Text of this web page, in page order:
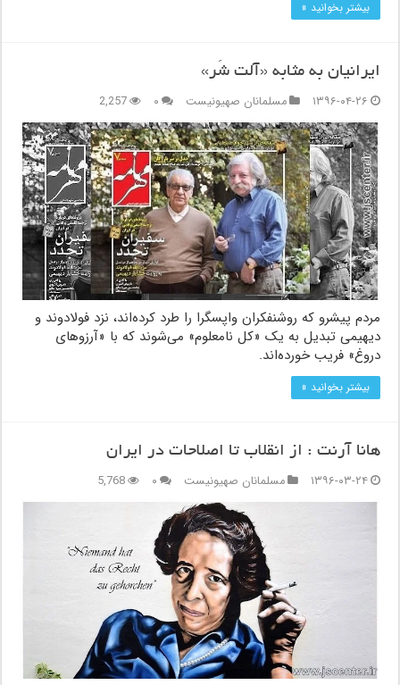
بیشتر بخوانید »
ایرانیان به مثابه «آلت شَر»
۱۳۹۶-۰۴-۲۶
مسلمانان صهیونیست ۰ 2,257
مردم پیشرو که روشنفکران واپسگرا را طرد کرده‌اند، نزد فولادوند و
دیهیمی تبدیل به یک «کل نامعلوم» می‌شوند که با «آرزوهای
دروغ» فریب خورده‌اند.
بیشتر بخوانید »
هانا آرنت : از انقلاب تا اصلاحات در ایران
۱۳۹۶-۰۳-۲۴
مسلمانان صهیونیست ۰ 5,768